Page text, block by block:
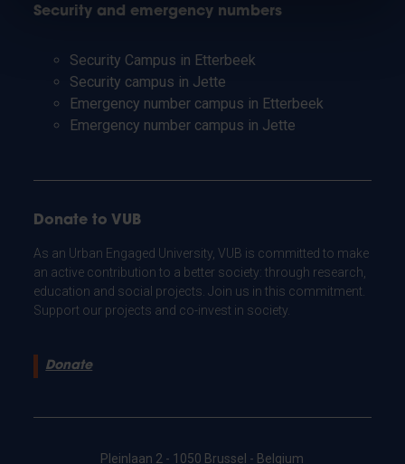
Security and emergency numbers
Security Campus in Etterbeek
Security campus in Jette
Emergency number campus in Etterbeek
Emergency number campus in Jette
Donate to VUB
As an Urban Engaged University, VUB is committed to make
an active contribution to a better society: through research,
education and social projects. Join us in this commitment.
Support our projects and co-invest in society.
Donate
Pleinlaan 2 - 1050 Brussel - Belgium